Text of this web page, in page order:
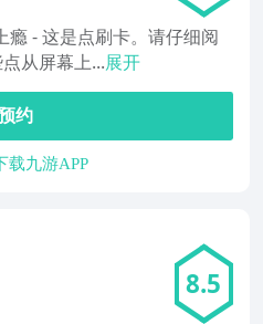
瘾 - 这是点刷卡。请仔细阅
从屏幕上...展开
约
载九游APP
8.5